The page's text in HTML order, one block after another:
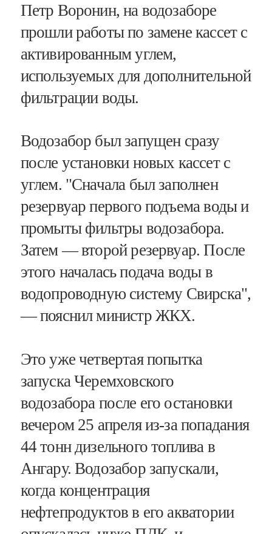
Петр Воронин, на водозаборе
прошли работы по замене кассет с
активированным углем,
используемых для дополнительной
фильтрации воды.
Водозабор был запущен сразу
после установки новых кассет с
углем. "Сначала был заполнен
резервуар первого подъема воды и
промыты фильтры водозабора.
Затем — второй резервуар. После
этого началась подача воды в
водопроводную систему Свирска",
— пояснил министр ЖКХ.
Это уже четвертая попытка
запуска Черемховского
водозабора после его остановки
вечером 25 апреля из-за попадания
44 тонн дизельного топлива в
Ангару. Водозабор запускали,
когда концентрация
нефтепродуктов в его акватории